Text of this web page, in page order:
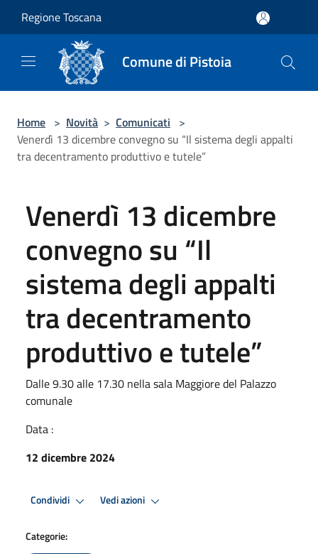
Regione Toscana
Comune di Pistoia
Home > Novità > Comunicati >
Venerdì 13 dicembre convegno su “Il sistema degli appalti
tra decentramento produttivo e tutele”
Venerdì 13 dicembre
convegno su “Il
sistema degli appalti
tra decentramento
produttivo e tutele”
Dalle 9.30 alle 17.30 nella sala Maggiore del Palazzo
comunale
Data :
12 dicembre 2024
Condividi Vedi azioni
Categorie: